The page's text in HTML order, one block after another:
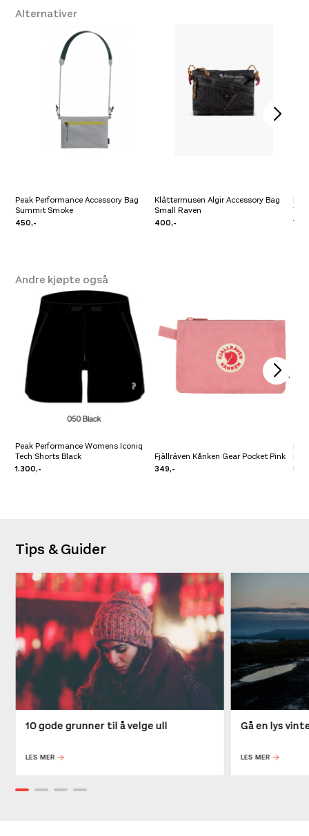
Alternativer
Peak Performance Accessory Bag
Summit Smoke
450,-
Klättermusen Algir Accessory Bag
Small Raven
400,-
Andre kjøpte også
Peak Performance Womens Iconiq
Tech Shorts Black
1.300,-
Fjällräven Kånken Gear Pocket Pink
349,-
Tips & Guider
10 gode grunner til å velge ull
LES MER
Gå en lys
LES MER